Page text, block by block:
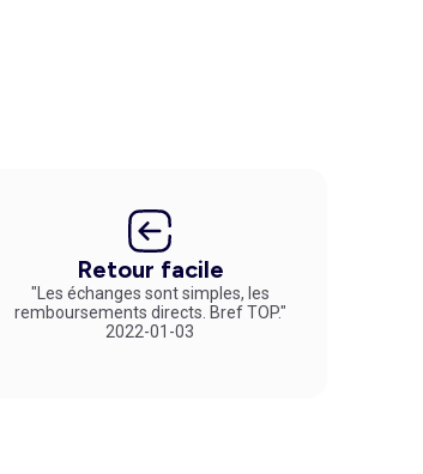
Retour facile
"Les échanges sont simples, les
remboursements directs. Bref TOP."
2022-01-03